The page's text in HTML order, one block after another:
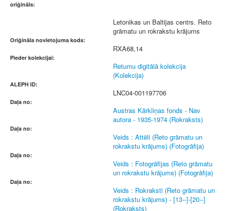
oriģināls:
Letonikas un Baltijas centrs. Reto
grāmatu un rokrakstu krājums
Oriģināla novietojuma kods:
RXA68,14
Pieder kolekcijai:
Retumu digitālā kolekcija
(Kolekcija)
ALEPH ID:
LNC04-001197706
Daļa no:
Austras Kārkliņas fonds - Nav
autora - 1935-1974 (Rokraksts)
Daļa no:
Veids : Attēli (Reto grāmatu un
rokrakstu krājums) (Fotogrāfija)
Daļa no:
Veids : Fotogrāfijas (Reto grāmatu
un rokrakstu krājums) (Fotogrāfija)
Daļa no:
Veids : Rokraksti (Reto grāmatu un
rokrakstu krājums) - [13--]-[20--]
(Rokraksts)